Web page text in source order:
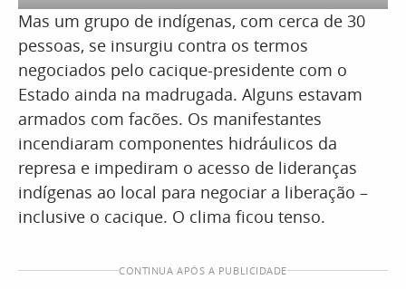
Mas um grupo de indígenas, com cerca de 30
pessoas, se insurgiu contra os termos
negociados pelo cacique-presidente com o
Estado ainda na madrugada. Alguns estavam
armados com facões. Os manifestantes
incendiaram componentes hidráulicos da
represa e impediram o acesso de lideranças
indígenas ao local para negociar a liberação –
inclusive o cacique. O clima ficou tenso.
CONTINUA APÓS A PUBLICIDADE